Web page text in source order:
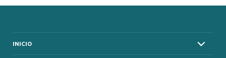
INICIO